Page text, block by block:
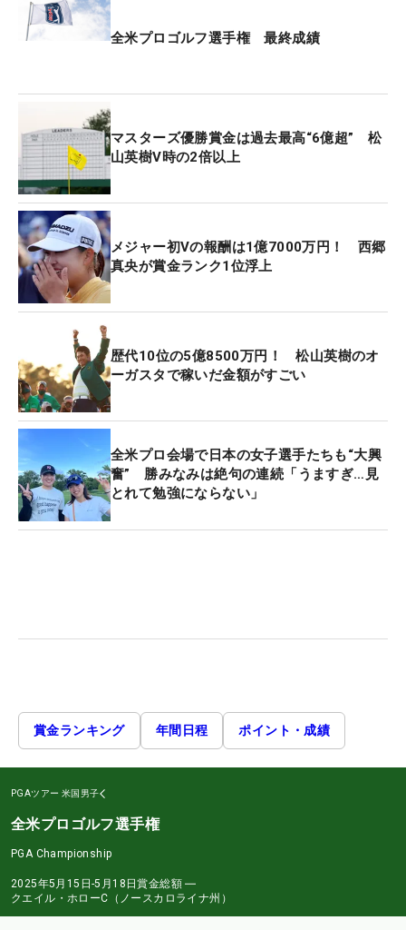
全米プロゴルフ選手権 最終成績
マスターズ優勝賞金は過去最高“6億超” 松
山英樹V時の2倍以上
メジャー初Vの報酬は1億7000万円！ 西郷
真央が賞金ランク1位浮上
歴代10位の5億8500万円！ 松山英樹のオ
ーガスタで稼いだ金額がすごい
全米プロ会場で日本の女子選手たちも“大興
奮” 勝みなみは絶句の連続「うますぎ…見
とれて勉強にならない」
賞金ランキング 年間日程 ポイント・成績
PGAツアー 米国男子
全米プロゴルフ選手権
PGA Championship
2025年5月15日-5月18日賞金総額 ―
クエイル・ホローC（ノースカロライナ州）